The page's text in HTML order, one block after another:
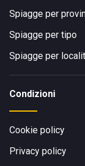
Spiagge per
Spiagge per tipo
Spiagge per
Condizioni
Cookie policy
Privacy policy